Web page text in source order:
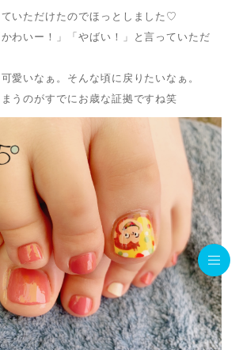
いただけたのでほっとしました♡
わいー！」「やばい！」と言っていただ
愛いなぁ。そんな頃に戻りたいなぁ。
うのがすでにお歳な証拠ですね笑